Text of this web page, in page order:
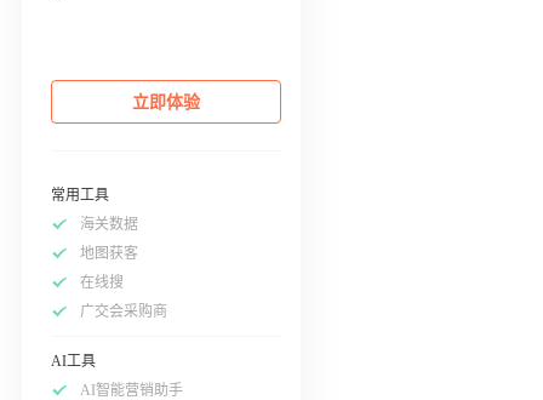
立即体验
常用工具
海关数据
地图获客
在线搜
广交会采购商
AI工具
AI智能营销助手